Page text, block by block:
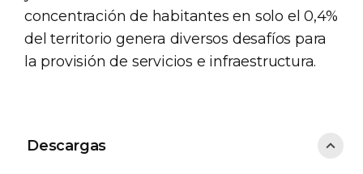
concentración de habitantes en solo el 0,4%
del territorio genera diversos desafíos para
la provisión de servicios e infraestructura.
Descargas
Descargas